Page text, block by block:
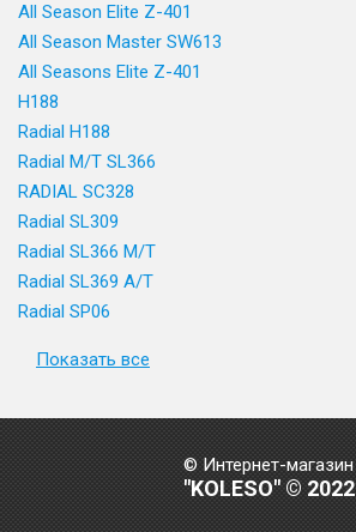
All Season Elite Z-401
All Season Master SW613
All Seasons Elite Z-401
H188
Radial H188
Radial M/T SL366
RADIAL SC328
Radial SL309
Radial SL366 M/T
Radial SL369 A/T
Radial SP06
Показать все
© Интернет-магазин
"KOLESO" © 2022